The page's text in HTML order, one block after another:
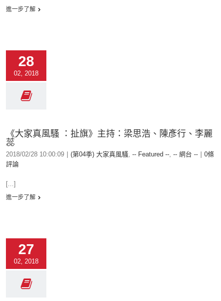
進一步了解
28
02, 2018
《大家真風騷 ：扯旗》主持：梁思浩、陳彥行、李麗
蕊
2018/02/28 10:00:09 (第04季) 大家真風騷, -- Featured --, -- 網台 --
0條
評論
[...]
進一步了解
27
02, 2018